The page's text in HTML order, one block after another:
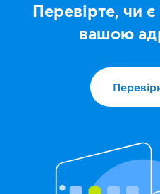
Перевірте, чи
вашою